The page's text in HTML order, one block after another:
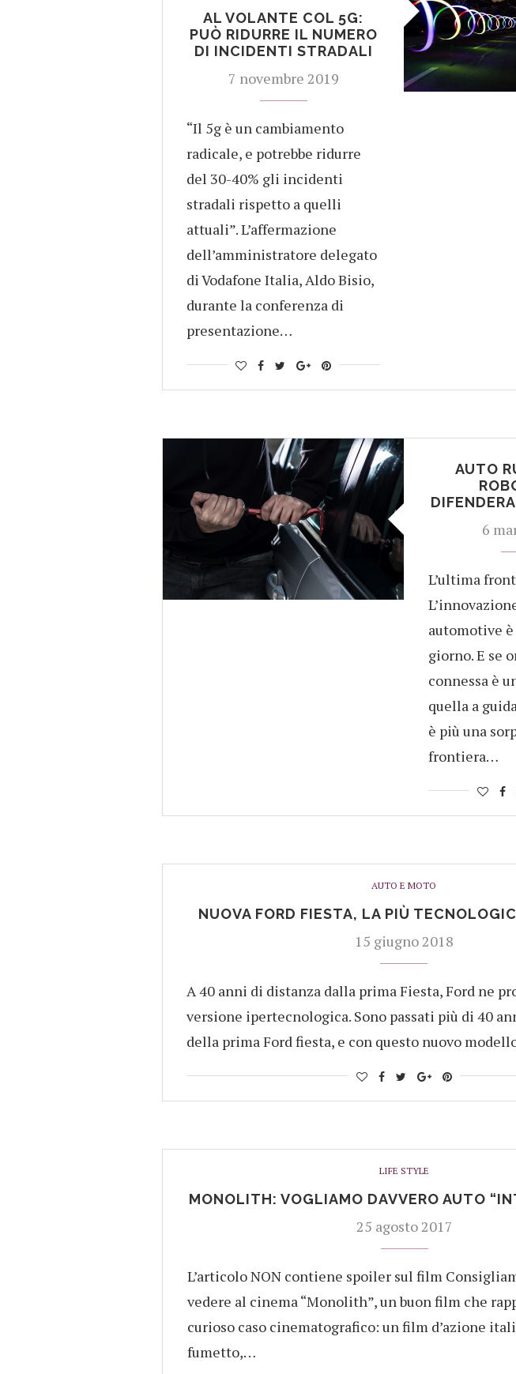
AL VOLANTE COL 5G:
PUÒ RIDURRE IL NUMERO
DI INCIDENTI STRADALI
7 novembre 2019
“Il 5g è un cambiamento
radicale, e potrebbe ridurre
del 30-40% gli incidenti
stradali rispetto a quelli
attuali”. L’affermazione
dell’amministratore delegato
di Vodafone Italia, Aldo Bisio,
durante la conferenza di
presentazione…
AUTO
6
L’ultima
automotive
giorno. E se
connessa è
quella a
è più una
frontiera…
AUTO E MOTO
NUOVA FORD FIESTA, LA PIÙ
15 giugno 2018
A 40 anni di distanza dalla prima Fiesta, Ford ne
versione ipertecnologica. Sono passati più di 40
della prima Ford fiesta, e con questo nuovo
LIFE STYLE
MONOLITH: VOGLIAMO DAVVERO AUTO
25 agosto 2017
L’articolo NON contiene spoiler sul film
vedere al cinema “Monolith”, un buon film che
curioso caso cinematografico: un film d’azione
fumetto,…